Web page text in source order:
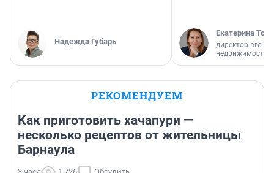
Надежда Губарь
Екатерина
директор
недвижимости
РЕКОМЕНДУЕМ
Как приготовить хачапури —
несколько рецептов от жительницы
Барнаула